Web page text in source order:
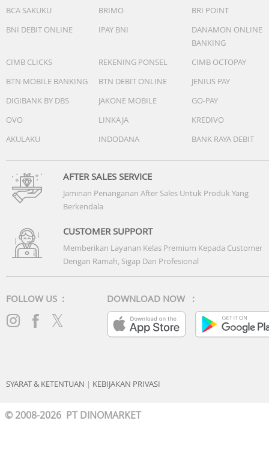
Large Coverage Area
dengan 3.6 m3 atau setara Mini MPV dengan 3 baris kursi
dengan panjang 2.4 m x lebar 1.3 m x tinggi 1.15 m.
Efek Coanda
Dirancang untuk melepaskan ion-ion plasmacluster
BCA SAKUKU
BRIMO
BRI POINT
BNI DEBIT ONLINE
IPAY BNI
DANAMON ONLINE
BANKING
CIMB CLICKS
REKENING PONSEL
CIMB OCTOPAY
BTN MOBILE BANKING
BTN DEBIT ONLINE
JENIUS PAY
DIGIBANK BY DBS
JAKONE MOBILE
GO-PAY
OVO
LINKAJA
KREDIVO
AKULAKU
INDODANA BANK RAYA DEBIT
AFTER SALES SERVICE
Jaminan Penanganan After Sales Untuk Produk Yang
Berkendala
CUSTOMER SUPPORT
Memberikan Layanan Kelas Premium Kepada Customer
Dengan Ramah, Sigap Dan Profesional
FOLLOW US : DOWNLOAD NOW :
SYARAT & KETENTUAN | KEBIJAKAN PRIVASI
© 2008-2026 PT DINOMARKET